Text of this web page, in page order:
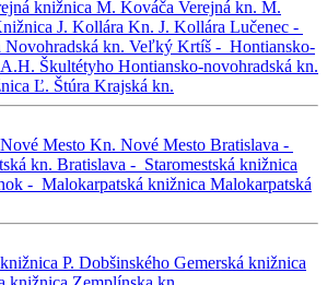
knižnica M. Kováča Verejná kn. M.
J. Kollára Kn. J. Kollára Lučenec -
Novohradská kn. Veľký Krtíš - Hontiansko-
Škultétyho Hontiansko-novohradská kn.
Ľ. Štúra Krajská kn.
Mesto Kn. Nové Mesto Bratislava -
kn. Bratislava - Staromestská knižnica
- Malokarpatská knižnica Malokarpatská
P. Dobšinského Gemerská knižnica